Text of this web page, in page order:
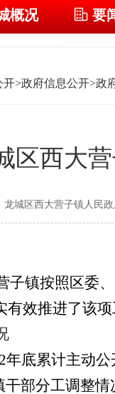
概况 要
开>政府信息公开>政
区西大
龙城区西大营子镇人民
子镇按照区委、
有效推进了该
2年底累计主动公
部分工调整情